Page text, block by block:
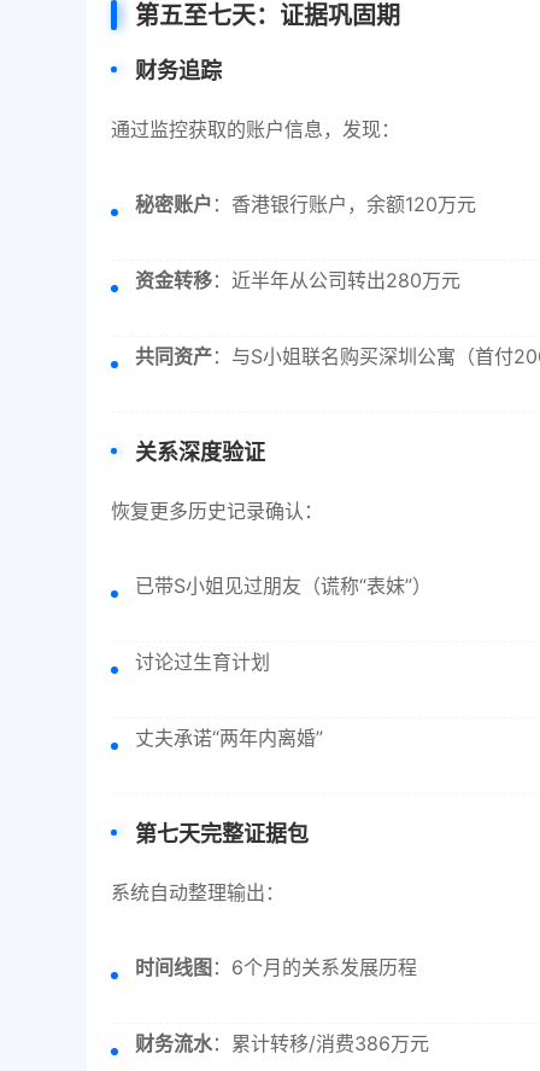
第五至七天：证据巩固期
财务追踪
通过监控获取的账户信息，发现：
秘密账户 ：香港银行账户，余额120万元
资金转移：近半年从公司转出280万元
共同资产：与S小姐联名购买深圳公寓（首付
关系深度验证
恢复更多历史记录确认：
已带S小姐见过朋友（谎称“表妹”）
讨论过生育计划
丈夫承诺“两年内离婚”
第七天完整证据包
系统自动整理输出：
时间线图 ：6个月的关系发展历程
财务流水：累计转移/消费386万元